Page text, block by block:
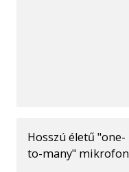
Hosszú életű "one-
to-many" mikrofon